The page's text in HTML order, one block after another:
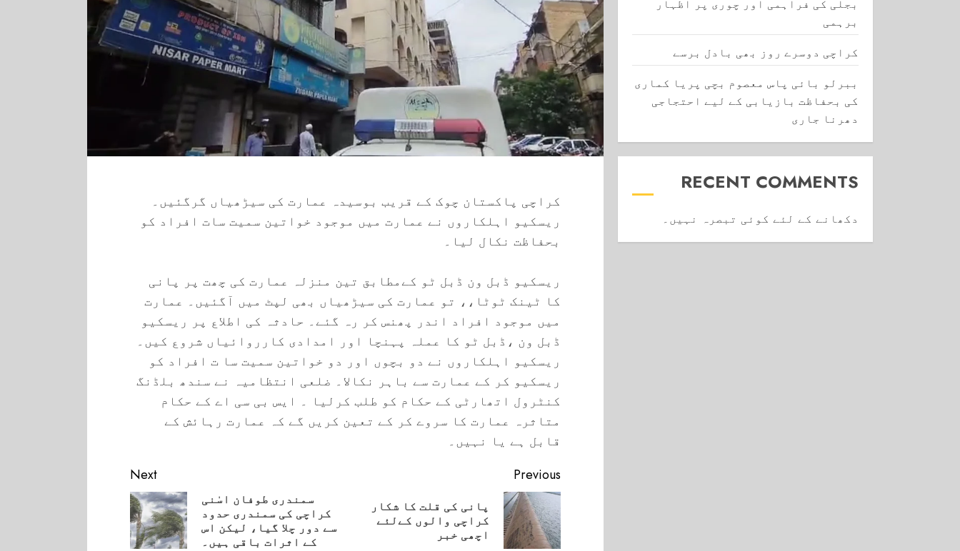
کراچی پاکستان چوک کے قریب بوسیدہ عمارت کی سیڑھیاں گرگئیں۔
ریسکیو اہلکاروں نے عمارت میں موجود خواتین سمیت سات افراد کو
بحفاظت نکال لیا۔
ریسکیو ڈبل ون ڈبل ٹو کےمطابق تین منزلہ عمارت کی چھت پر پانی
کا ٹینک ٹوٹا،، تو عمارت کی سیڑھیاں بھی لپٹ میں آگئیں۔ عمارت
میں موجود افراد اندر پھنس کر رہ گئے۔ حادثہ کی اطلاع پر ریسکیو
ڈبل ون ،ڈبل ٹو کا عملہ پہنچا اور امدادی کارروائیاں شروع کیں۔
ریسکیو اہلکاروں نے دو بچوں اور دو خواتین سمیت سا ت افراد کو
ریسکیو کر کے عمارت سے باہر نکالا۔ ضلعی انتظامیہ نے سندھ بلڈنگ
کنٹرول اتھارٹی کے حکام کو طلب کرلیا ۔ ایس بی سی اے کے حکام
متاثرہ عمارت کا سروے کر کے تعین کریں گے کہ عمارت رہائش کے
قابل ہے یا نہیں۔
Continue
Reading
Previous
Previous
post:
پانی کی قلت کا شکار
کراچی والوں کےلئے
اچھی خبر
Next
Next
post:
سمندری طوفان اسٰنی
کراچی کی سمندری حدود
سے دور چلا گیا، لیکن اس
کے اثرات باقی ہیں۔
بجلی کی فراہمی اور چوری پر اظہار
برہمی
کراچی دوسرے روز بھی بادل برسے
ببرلو بائی پاس معصوم بچی پریا کماری
کی بحفاظت بازیابی کے لیے احتجاجی
دھرنا جاری
RECENT COMMENTS
دکھانے کے لئے کوئی تبصرہ نہیں۔